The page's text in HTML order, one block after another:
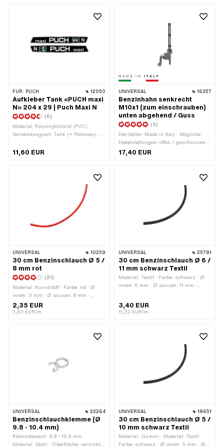
FÜR: PUCH 12050
Aufkleber Tank «PUCH maxi
N» 204 x 29 | Puch Maxi N
(6)
Material: Polyvinylchlorid (PVC) ·
Verwendungsort: Tank (+ Rahmen) ·
schwarz · Farbe: weiss ·
Beschaffenheit Rückseite: Klebstoff ·
Transferfolie: Nein · Breite: 204 mm ·
Höhe: 29 mm · Puch OEM-Nr.:
11,60 EUR
UNIVERSAL 16357
Benzinhahn senkrecht
M10x1 (zum einschrauben)
unten abgehend / Guss
(5)
Hersteller: Made in Italy · Mögliche
Hebelstellungen: offen / geschlossen /
Reserve · Gewindeart: MF10x1
(Feingewinde) · Material Hebel: Metall
Benzinschlauchanschluss: 6 mm ·
Einbaurichtung: senkrecht / vertikal ·
Reserverohrform: gerade · Höhe
Reservestand: 65 mm
17,40 EUR
UNIVERSAL 10259
30 cm Benzinschlauch Ø 5 /
8 mm rot
(21)
Material: Kunststoff · Farbe: rot · Ø
innen: 5 mm · Ø aussen: 8 mm ·
Gesamtlänge: 300 mm
2,35 EUR
7,83 EUR/m
UNIVERSAL 25781
30 cm Benzinschlauch Ø 6 /
11 mm schwarz Textil
Material: Textil · Farbe: schwarz · Ø
innen: 6 mm · Ø aussen: 11 mm ·
3,40 EUR
11,33 EUR/m
UNIVERSAL 22264
Benzinschlauchklemme (Ø
9.8 - 10.4 mm)
Klemmbereich: 9.8 - 10.4 mm ·
Material: Stahl · Oberfläche: verzinkt
UNIVERSAL 18651
30 cm Benzinschlauch Ø 5 /
10 mm schwarz Textil
Material: Gummi · Material: Textil ·
Farbe: schwarz · Ø innen: 5 mm · Ø